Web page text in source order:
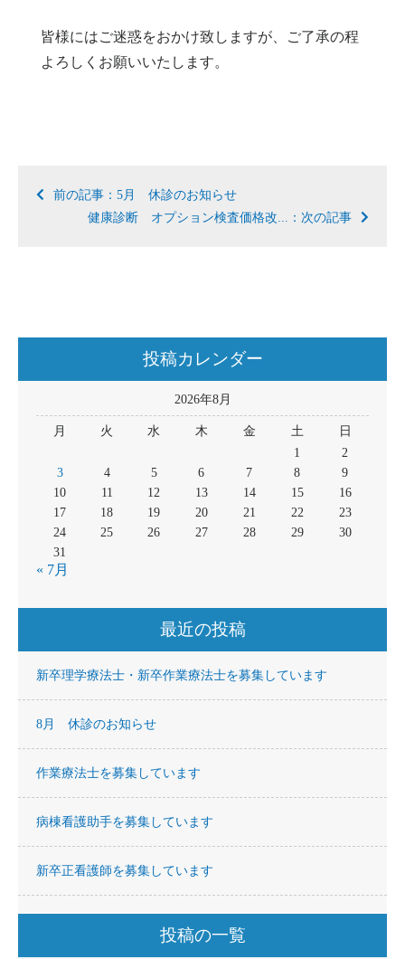
皆様にはご迷惑をおかけ致しますが、ご了承の程
よろしくお願いいたします。
前の記事：5月 休診のお知らせ
健康診断 オプション検査価格改...：次の記事
投稿カレンダー
2026年8月
月 火 水 木 金 土
日
1
2
3
4 5 6 7 8
9
10
11 12 13 14 15
16
17
18 19 20 21 22
23
24
25 26 27 28 29
30
31
« 7月
最近の投稿
新卒理学療法士・新卒作業療法士を募集しています
8月 休診のお知らせ
作業療法士を募集しています
病棟看護助手を募集しています
新卒正看護師を募集しています
投稿の一覧